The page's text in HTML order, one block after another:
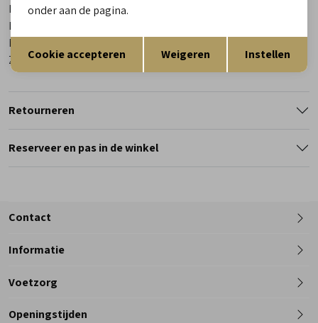
Kleur
Materiaal buitenkant
Materiaal binnenkant
Zool
Rubber
Retourneren
Reserveer en pas in de winkel
Contact
Telefoon
Informatie
Voetzorg
Openingstijden
Terug Opslaan
onder aan de pagina.
Cookie accepteren Weigeren Instellen